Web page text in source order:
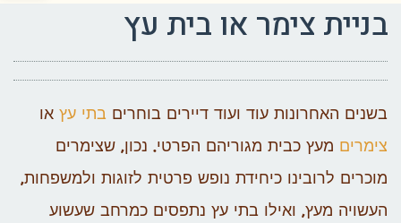
בניית צימר או בית עץ
בשנים האחרונות עוד ועוד דיירים בוחרים בתי עץ או
צימרים מעץ כבית מגוריהם הפרטי. נכון, שצימרים
מוכרים לרובינו כיחידת נופש פרטית לזוגות ולמשפחות,
העשויה מעץ, ואילו בתי עץ נתפסים כמרחב שעשוע